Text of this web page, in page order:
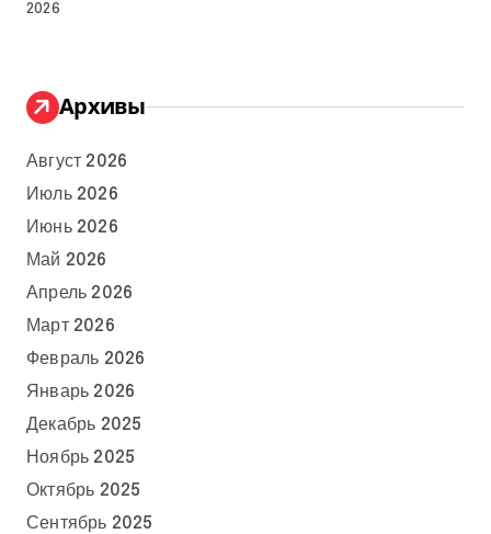
2026
Архивы
Август 2026
Июль 2026
Июнь 2026
Май 2026
Апрель 2026
Март 2026
Февраль 2026
Январь 2026
Декабрь 2025
Ноябрь 2025
Октябрь 2025
Сентябрь 2025